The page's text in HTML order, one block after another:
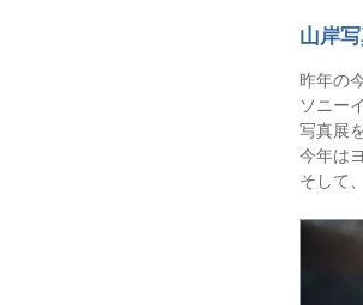
山岸
昨年の
ソニー
写真展
今年は
そして